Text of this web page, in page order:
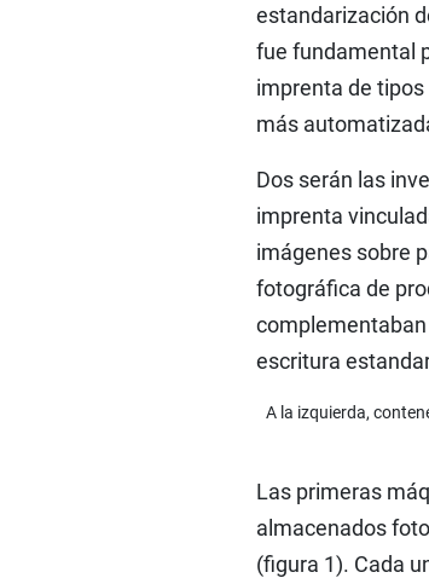
estandarización
fue fundamental
imprenta de tipos
más
Dos serán las
imprenta
imágenes sobre
fotográfica de
escritura
A la izquierda,
Las primeras
almacenados
(figura 1). Cada